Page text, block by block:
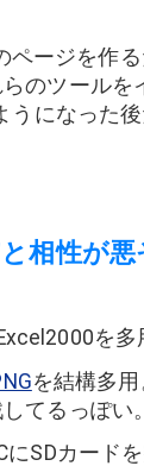
ページを作
のツールを
うになった
相性が
を多
を結構多
てるっぽい。
にSDカード